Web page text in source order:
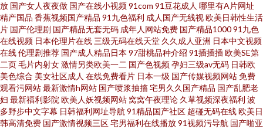
放 国产女人夜夜做 国产在线小视频91com 91豆花成人 哪里有A片网址
精产国品 香蕉视频国产精品 91九色福利 成人国产无线视欧美日韩性生活
片 国产伦理剧 国产精品无套无码 成年人网站免费 国产精品100091九色
在线视频 日本伦理片在线三级无码在线天堂 久久成人亚洲 日本中文视频
在线伦理剧推荐 国产成人精品日本 97甜桃品种介绍 91插插插欧美SE第
二页毛片内射女激情另类欧美一二 国产色视频孕妇三级av无码 日韩欧
美色综合 美女社区成人 在线免费看片 日本一级 国产传媒视频网站免费
观看污网站最新激情h网站 国产喷浆抽搐宅男久久国产精品 国产乱肥老
妇 最新福利影院欧美人妖视频网站 窝窝午夜理论 久草视频深夜福利 波
多野步中文字幕 日韩福利网址导航91精品国产社区 超碰无码在线欧美日
韩高清免费 国产激情视频三区宅男福利在线播放91视频污导航 国产啪亚